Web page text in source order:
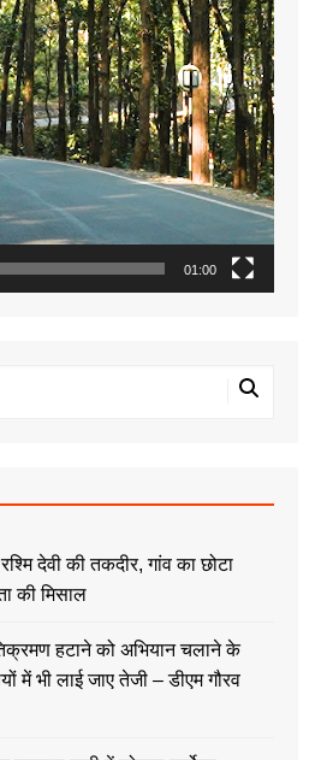
01:00
देवी की तकदीर, गांव का छोटा
की मिसाल
हटाने को अभियान चलाने के
में भी लाई जाए तेजी – डीएम गौरव